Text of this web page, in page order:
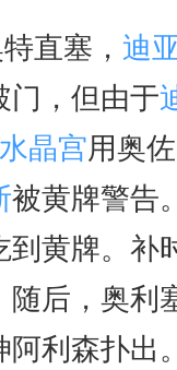
直塞， 迪
门，但由于
水晶宫用奥
被黄牌警告
黄牌。补
后，奥利
阿利森扑出